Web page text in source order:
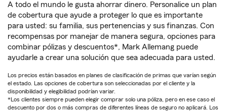
A todo el mundo le gusta ahorrar dinero. Personalice un plan
de cobertura que ayude a proteger lo que es importante
para usted: su familia, sus pertenencias y sus finanzas. Con
recompensas por manejar de manera segura, opciones para
combinar pólizas y descuentos*, Mark Allemang puede
ayudarle a crear una solución que sea adecuada para usted.
Los precios están basados en planes de clasificación de primas que varían según
el estado. Las opciones de cobertura son seleccionadas por el cliente y la
disponibilidad y elegibilidad podrían variar.
*Los clientes siempre pueden elegir comprar solo una póliza, pero en ese caso el
descuento por dos o más compras de diferentes líneas de seguro no aplicará. Los